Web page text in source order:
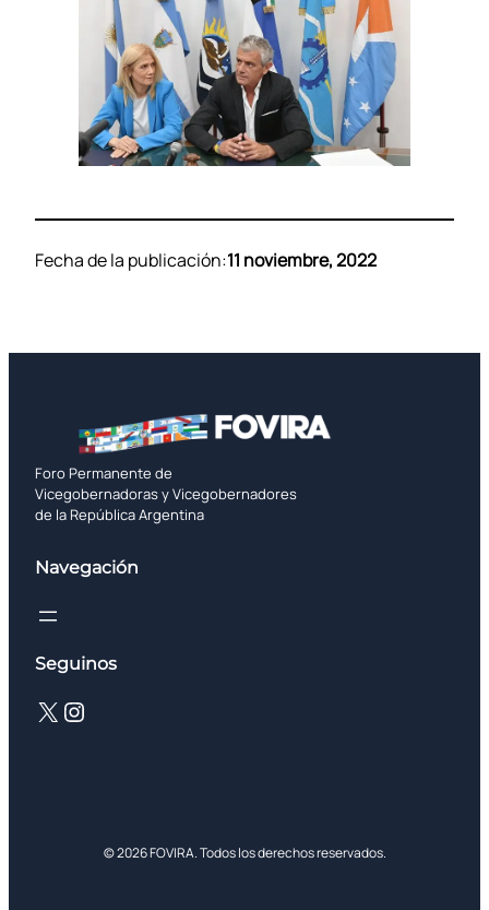
Fecha de la publicación:11 noviembre, 2022
Foro Permanente de
Vicegobernadoras y Vicegobernadores
de la República Argentina
Navegación
Seguinos
X Instagram
© 2026 FOVIRA. Todos los derechos reservados.